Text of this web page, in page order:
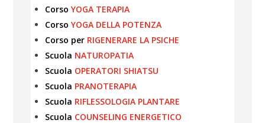
Corso YOGA TERAPIA
Corso YOGA DELLA POTENZA
Corso per RIGENERARE LA PSICHE
Scuola NATUROPATIA
Scuola OPERATORI SHIATSU
Scuola PRANOTERAPIA
Scuola RIFLESSOLOGIA PLANTARE
Scuola COUNSELING ENERGETICO